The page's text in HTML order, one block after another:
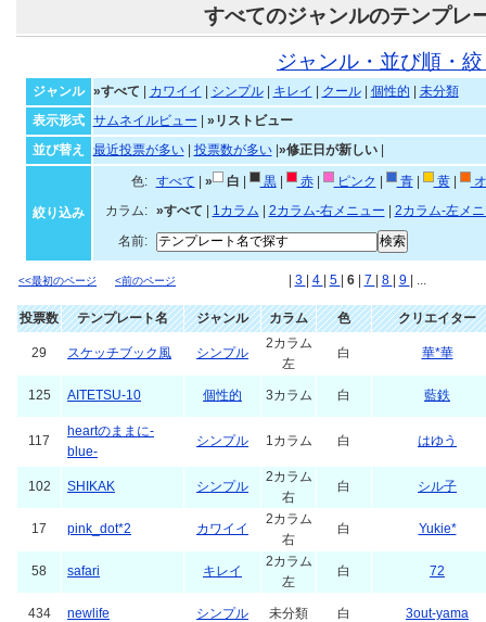
すべてのジャンルのテンプレ
ジャンル・並び順・
ジャンル »すべて カワイイ シンプル| キレイ クール| 個性的
未分類
表示形式
サムネイルビュー
»リストビュー
並び替え
最近投票が多い| 投票数が多い| »修正日が新しい|
絞り込み
色: すべて » 白 黒| 赤| ピンク 青| 黄|
カラム:
»すべて 1カラム 2カラム-右メニュー
2カラム-左メ
名前:
<<最初のページ <前のページ 3 4 5 6 7 8 9 | ...
投票数 テンプレート名 ジャンル カラム 色 クリエイター
29 スケッチブック風 シンプル
2カラム
左
白 華*華
125 AITETSU-10 個性的 3カラム 白 藍鉄
117
heartのままに-
blue-
シンプル 1カラム 白 はゆう
102 SHIKAK シンプル
2カラム
右
白 シル子
17 pink_dot*2 カワイイ
2カラム
右
白 Yukie*
58 safari キレイ
2カラム
左
白 72
434 newlife シンプル 未分類 白 3out-yama